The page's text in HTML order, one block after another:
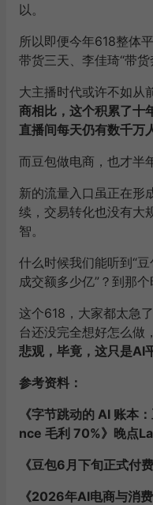
以。
所以即便今年618整体
带货三天、李佳琦“带货
大主播时代或许不如从
商相比，这个积累了十
直播间每天仍有数千万
而豆包做电商，也才半
新的流量入口虽正在形
续，交易转化也没有大
智。
什么时候我们能听到“
成交额多少亿”？到那
这个618，大家都太急
台还没完全想好怎么做
悲观，毕竟，这只是AI
参考资料：
《字节跳动的 AI 账本
nce 毛利 70%》晚点
《豆包6月下旬正式付
《2026年AI电商与消